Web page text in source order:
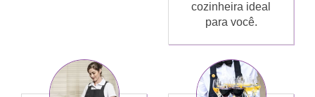
cozinheira ideal
para você.